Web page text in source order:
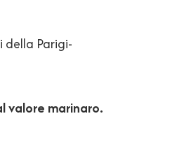
della Parigi-
valore marinaro.